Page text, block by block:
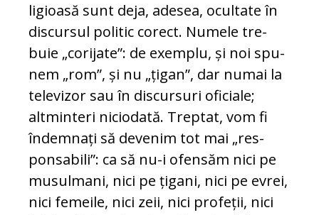
ligioasă sunt deja, adesea, ocul­ta­te în
discursul politic corect. Numele tre­
buie „corijate”: de exemplu, și noi spu­­
nem „rom”, și nu „țigan”, dar nu­mai la
televizor sau în discursuri ofi­ciale;
altminteri niciodată. Treptat, vom fi
îndemnați să devenim tot mai „res­
ponsabili”: ca să nu-i ofensăm nici pe
musulmani, nici pe țigani, nici pe evrei,
nici femeile, nici zeii, nici pro­feții, nici